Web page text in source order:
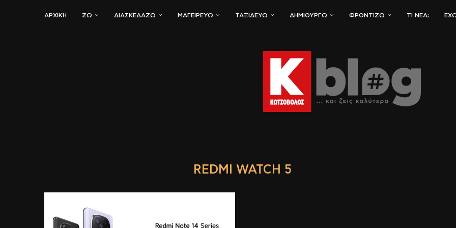
ΑΡΧΙΚΗ ΖΏ ΔΙΑΣΚΕΔΆΖΩ ΜΑΓΕΙΡΕΎΩ ΤΑΞΙΔΕΎΩ ΔΗΜΙΟΥΡΓΏ ΦΡΟΝΤΊΖΩ ΤΙ ΝΈΑ;
REDMI WATCH 5